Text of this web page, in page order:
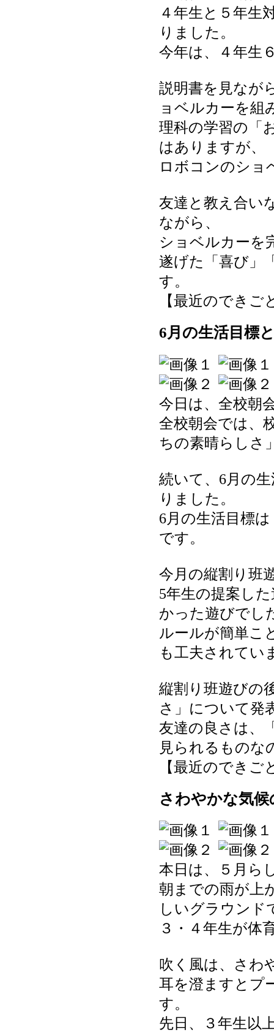
４年生と５年生
りました。
今年は、４年生
説明書を見なが
ョベルカーを組
理科の学習の「
はありますが、
ロボコンのショ
友達と教え合い
ながら、
ショベルカーを
遂げた「喜び」
す。
【最近のできご
6月の生活目標
今日は、全校朝
全校朝会では、
ちの素晴らしさ
続いて、6月の
りました。
6月の生活目標
です。
今月の縦割り班
5年生の提案し
かった遊びでし
ルールが簡単こ
も工夫されてい
縦割り班遊びの
さ」について発
友達の良さは、
見られるものな
【最近のできご
さわやかな気
本日は、５月ら
朝までの雨が上
しいグラウンド
３・４年生が体
吹く風は、さわ
耳を澄ますとプ
す。
先日、３年生以